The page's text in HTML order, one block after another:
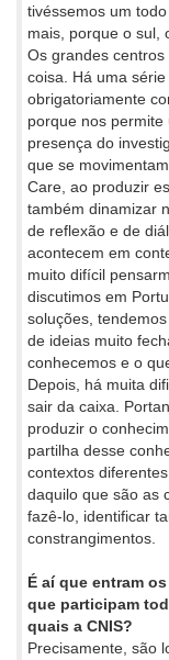
tivéssemos um
mais, porque o sul,
Os grandes
coisa. Há uma
obrigatoriamente
porque nos
presença do
que se
Care, ao produzir
também dinamizar
de reflexão e de
acontecem em
muito difícil
discutimos em
soluções,
de ideias muito
conhecemos e o
Depois, há muita
sair da caixa.
produzir o
partilha desse
contextos
daquilo que são as
fazê-lo, identificar
constrangimentos.
É aí que entram
que participam
quais a CNIS?
Precisamente, são